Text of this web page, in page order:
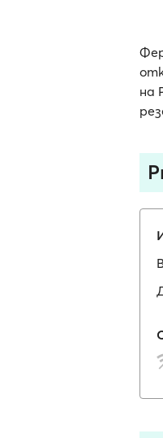
на